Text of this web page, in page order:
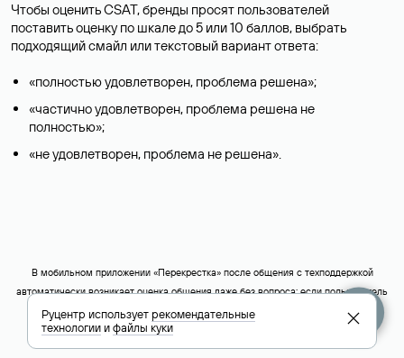
Чтобы оценить CSAT, бренды просят пользователей
поставить оценку по шкале до 5 или 10 баллов, выбрать
подходящий смайл или текстовый вариант ответа:
«полностью ‎удовлетворен, проблема решена»;
«частично ‎удовлетворен, проблема решена не
полностью»;
«не удовлетворен, проблема не решена».
В мобильном приложении «‎Перекрестка» после общения с техподдержкой
автоматически возникает оценка общения даже без вопроса: если ‎пользователь
ставит низкий балл, подключается другой специалист
Руцентр используетрекомендательные
технологииифайлы куки